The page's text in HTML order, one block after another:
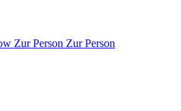
Zur Person Zur Person